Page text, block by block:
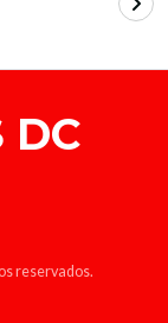
DC
reservados.